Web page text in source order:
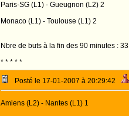
Paris-SG (L1) - Gueugnon (L2) 2
Monaco (L1) - Toulouse (L1) 2
Nbre de buts à la fin des 90 minutes : 33
* * * * *
Posté le 17-01-2007 à 20:29:42
Amiens (L2) - Nantes (L1) 1